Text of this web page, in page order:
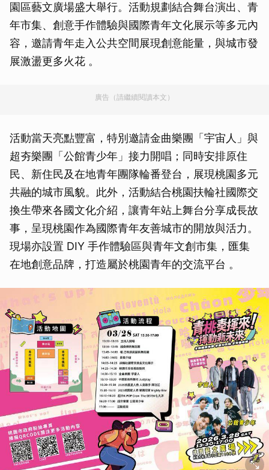
園區藝文廣場盛大舉行。活動規劃結合舞台演出、青
年市集、創意手作體驗與國際青年文化展示等多元內
容，邀請青年走入公共空間展現創意能量，與城市發
展激盪更多火花 。
廣告（請繼續閱讀本文）
活動當天亮點豐富，特別邀請金曲樂團「宇宙人」與
超夯樂團「公館青少年」接力開唱；同時安排原住
民、新住民及在地青年團隊輪番登台，展現桃園多元
共融的城市風貌。此外，活動結合桃園扶輪社國際交
換生帶來各國文化介紹，讓青年站上舞台分享成長故
事，呈現桃園作為國際青年友善城市的開放與活力。
現場亦設置 DIY 手作體驗區與青年文創市集，匯集
在地創意品牌，打造屬於桃園青年的交流平台 。